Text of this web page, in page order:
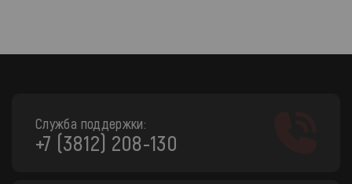
Служба поддержки:
+7 (3812) 208-130